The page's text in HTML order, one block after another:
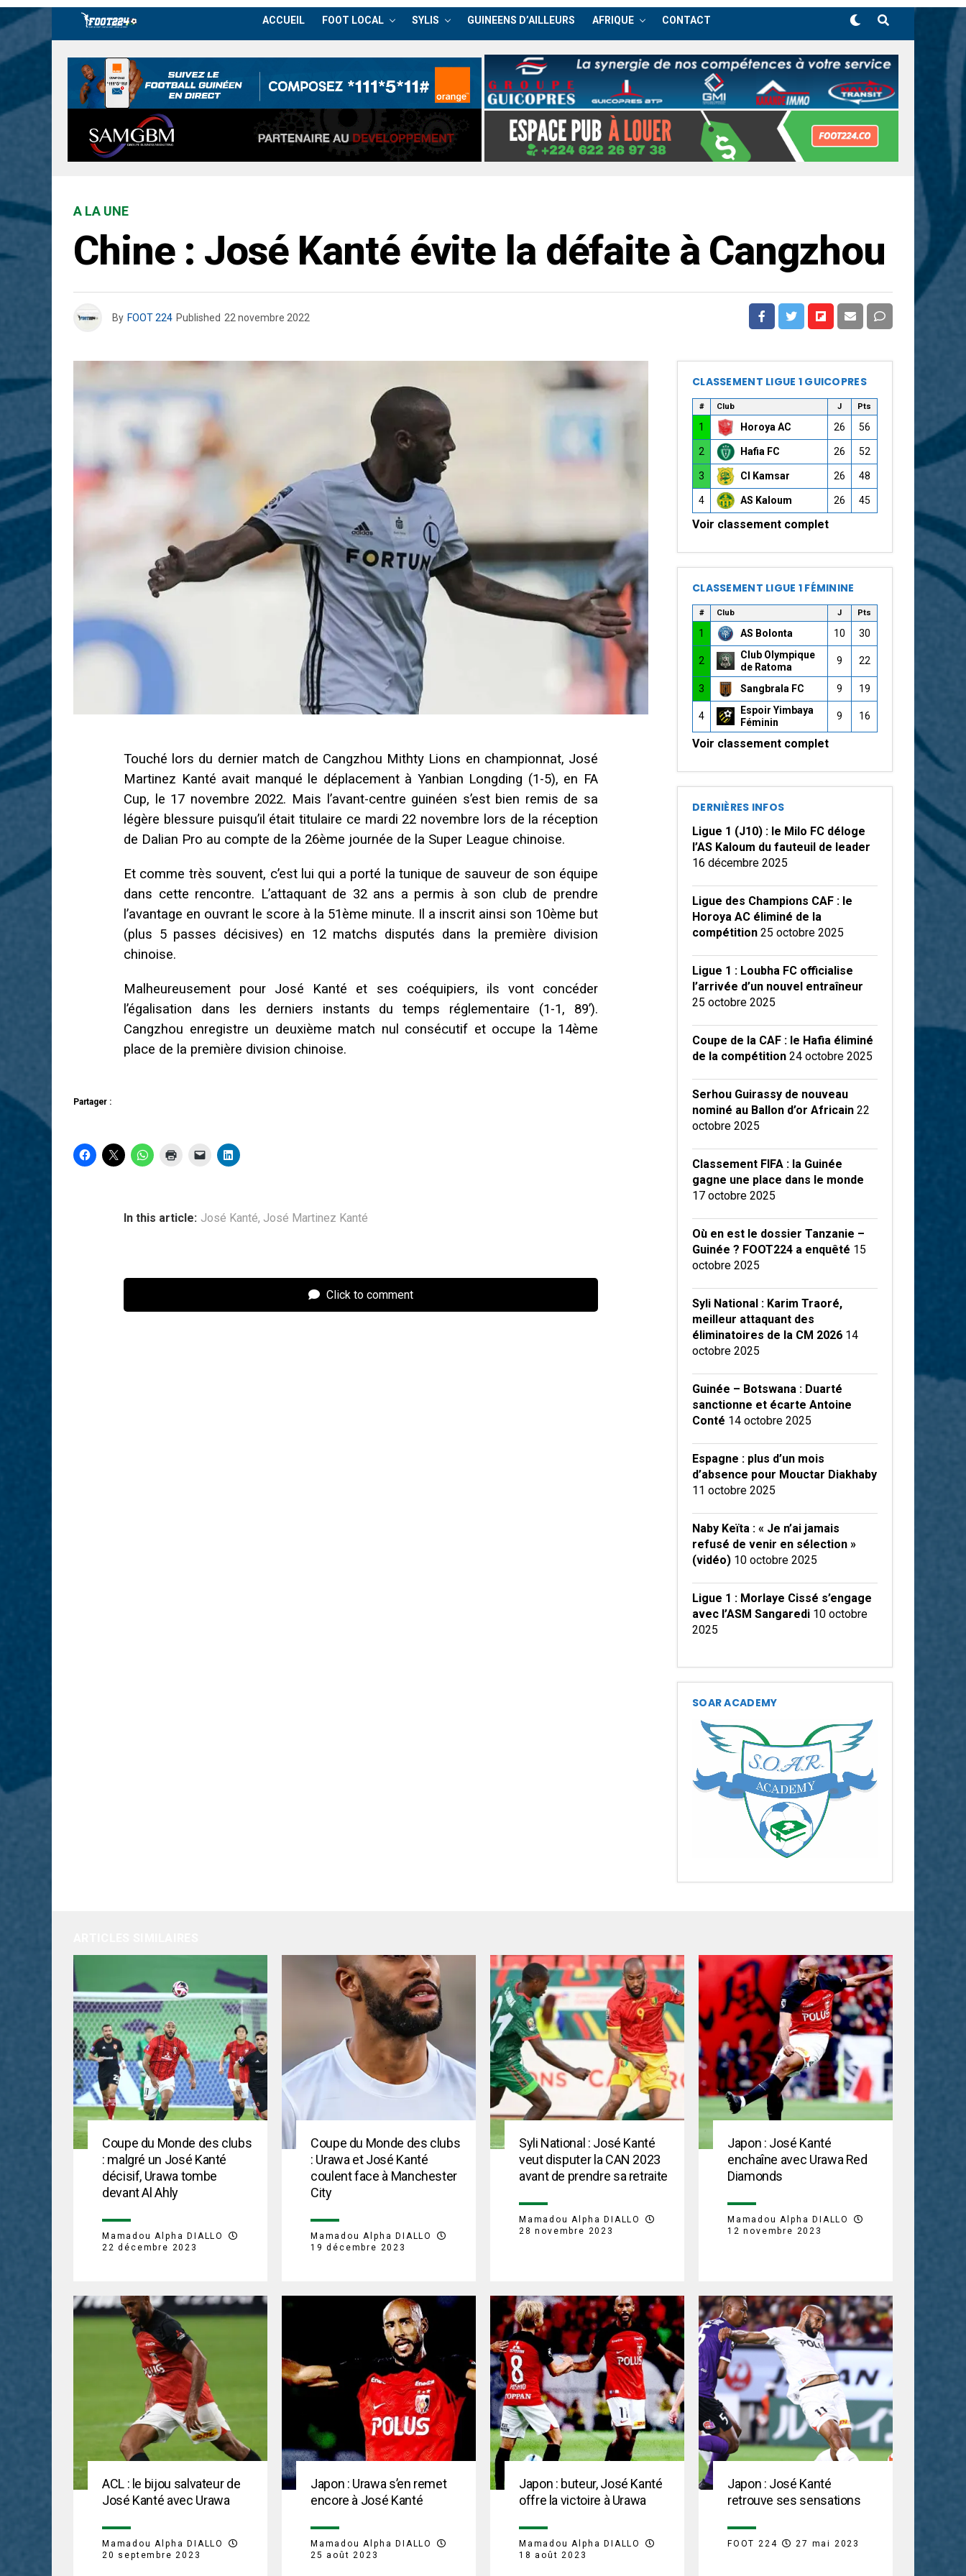
ACCUEIL FOOT LOCAL SYLIS GUINEENS D’AILLEURS AFRIQUE CONTACT
A LA UNE
Chine : José Kanté évite la défaite à Cangzhou
By FOOT 224 Published 22 novembre 2022
Touché lors du dernier match de Cangzhou Mithty Lions en championnat, José
Martinez Kanté avait manqué le déplacement à Yanbian Longding (1-5), en FA
Cup, le 17 novembre 2022. Mais l’avant-centre guinéen s’est bien remis de sa
légère blessure puisqu’il était titulaire ce mardi 22 novembre lors de la réception
de Dalian Pro au compte de la 26ème journée de la Super League chinoise.
Et comme très souvent, c’est lui qui a porté la tunique de sauveur de son équipe
dans cette rencontre. L’attaquant de 32 ans a permis à son club de prendre
l’avantage en ouvrant le score à la 51ème minute. Il a inscrit ainsi son 10ème but
(plus 5 passes décisives) en 12 matchs disputés dans la première division
chinoise.
Malheureusement pour José Kanté et ses coéquipiers, ils vont concéder
l’égalisation dans les derniers instants du temps réglementaire (1-1, 89’).
Cangzhou enregistre un deuxième match nul consécutif et occupe la 14ème
place de la première division chinoise.
Partager :
In this article: José Kanté, José Martinez Kanté
Click to comment
CLASSEMENT LIGUE 1 GUICOPRES
# Club J Pts
1 Horoya AC 26 56
2 Hafia FC 26 52
3 CI Kamsar 26 48
4 AS Kaloum 26 45
Voir classement complet
CLASSEMENT LIGUE 1 FÉMININE
# Club J Pts
1 AS Bolonta 10 30
2
Club Olympique
de Ratoma
9 22
3 Sangbrala FC 9 19
4
Espoir Yimbaya
Féminin
9 16
Voir classement complet
DERNIÈRES INFOS
Ligue 1 (J10) : le Milo FC déloge
l’AS Kaloum du fauteuil de leader
16 décembre 2025
Ligue des Champions CAF : le
Horoya AC éliminé de la
compétition 25 octobre 2025
Ligue 1 : Loubha FC officialise
l’arrivée d’un nouvel entraîneur
25 octobre 2025
Coupe de la CAF : le Hafia éliminé
de la compétition 24 octobre 2025
Serhou Guirassy de nouveau
nominé au Ballon d’or Africain 22
octobre 2025
Classement FIFA : la Guinée
gagne une place dans le monde
17 octobre 2025
Où en est le dossier Tanzanie –
Guinée ? FOOT224 a enquêté 15
octobre 2025
Syli National : Karim Traoré,
meilleur attaquant des
éliminatoires de la CM 2026 14
octobre 2025
Guinée – Botswana : Duarté
sanctionne et écarte Antoine
Conté 14 octobre 2025
Espagne : plus d’un mois
d’absence pour Mouctar Diakhaby
11 octobre 2025
Naby Keïta : « Je n’ai jamais
refusé de venir en sélection »
(vidéo) 10 octobre 2025
Ligue 1 : Morlaye Cissé s’engage
avec l’ASM Sangaredi 10 octobre
2025
SOAR ACADEMY
Coupe du Monde des clubs
: malgré un José Kanté
décisif, Urawa tombe
devant Al Ahly
Mamadou Alpha DIALLO
22 décembre 2023
Coupe du Monde des clubs
: Urawa et José Kanté
coulent face à Manchester
City
Mamadou Alpha DIALLO
19 décembre 2023
Syli National : José Kanté
veut disputer la CAN 2023
avant de prendre sa retraite
Mamadou Alpha DIALLO
28 novembre 2023
Japon : José Kanté
enchaîne avec Urawa Red
Diamonds
Mamadou Alpha DIALLO
12 novembre 2023
ACL : le bijou salvateur de
José Kanté avec Urawa
Mamadou Alpha DIALLO
20 septembre 2023
Japon : Urawa s’en remet
encore à José Kanté
Mamadou Alpha DIALLO
25 août 2023
Japon : buteur, José Kanté
offre la victoire à Urawa
Mamadou Alpha DIALLO
18 août 2023
Japon : José Kanté
retrouve ses sensations
FOOT 224 27 mai 2023